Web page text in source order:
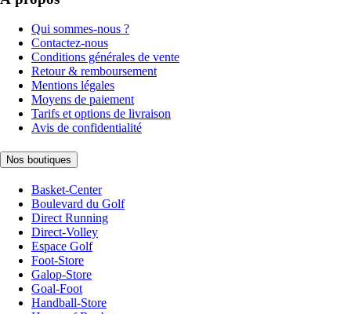
Qui sommes-nous ?
Contactez-nous
Conditions générales de vente
Retour & remboursement
Mentions légales
Moyens de paiement
Tarifs et options de livraison
Avis de confidentialité
Nos boutiques
Basket-Center
Boulevard du Golf
Direct Running
Direct-Volley
Espace Golf
Foot-Store
Galop-Store
Goal-Foot
Handball-Store